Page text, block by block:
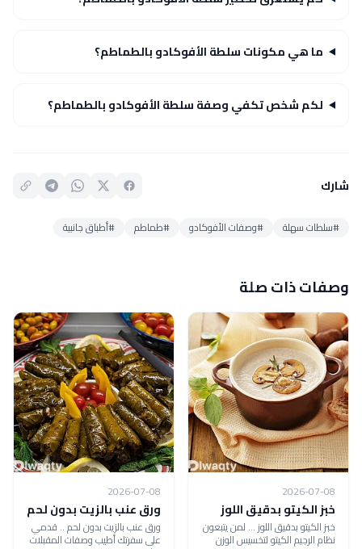
ما هي مكونات سلطة الأفوكادو بالطماطم؟
لكم شخص تكفي وصفة سلطة الأفوكادو بالطماطم؟
شارك
#سلطات سهلة #وصفات الأفوكادو #طماطم #أطباق جانبية
وصفات ذات صلة
2026-07-08
خبز الكيتو بدقيق اللوز
خبز الكيتو بدقيق اللوز ... لمن يتبعون
نظام الرجيم الكيتو لتخسيس الوزن
2026-07-08
ورق عنب بالزيت بدون لحم
ورق عنب بالزيت بدون لحم .. قدمي
على سفرتك أطيب وصفات المقبلات